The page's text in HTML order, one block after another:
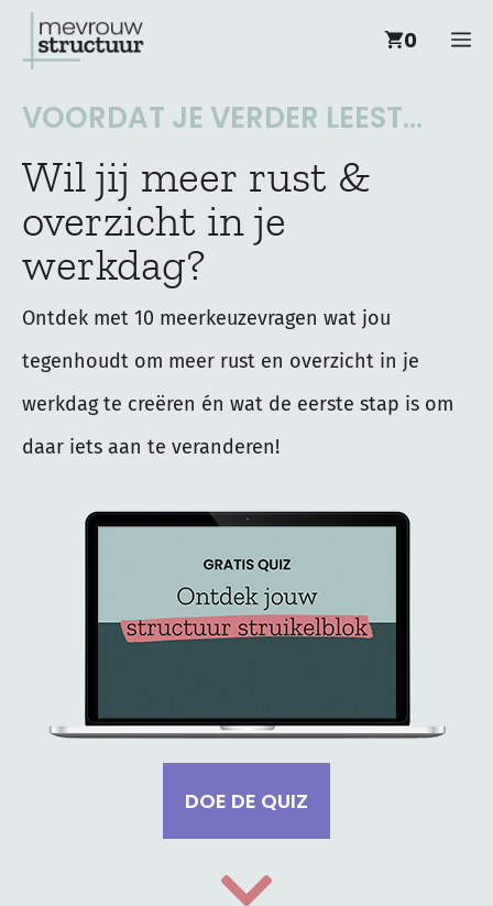
naar
0
VOORDAT JE VERDER LEEST...
Wil jij meer rust &
overzicht in je
werkdag?
Ontdek met 10 meerkeuzevragen wat jou
tegenhoudt om meer rust en overzicht in je
werkdag te creëren én wat de eerste stap is om
daar iets aan te veranderen!
DOE DE QUIZ